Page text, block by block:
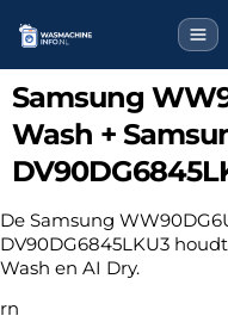
Samsung
Wash +
De Samsung
DV90DG6845LKU3
Wash en AI Dry.
rn